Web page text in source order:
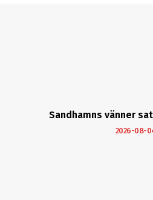
Sandhamns vänner
2026-08-